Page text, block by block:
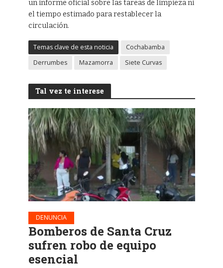
un informe oficial sobre las tareas de limpieza ni
el tiempo estimado para restablecer la
circulación.
Temas clave de esta noticia
Cochabamba
Derrumbes
Mazamorra Siete Curvas
Tal vez te interese
DENUNCIA
Bomberos de Santa Cruz
sufren robo de equipo
esencial